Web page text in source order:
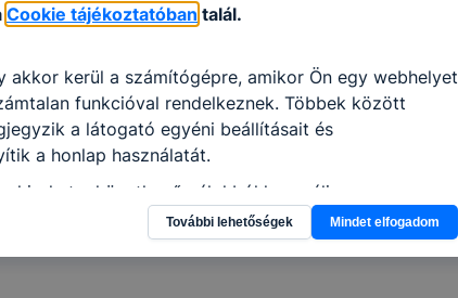
Cookie tájékoztatóban talál.
akkor kerül a számítógépre, amikor Ön egy webhelyet
funkcióval rendelkeznek. Többek között
a látogató egyéni beállításait és
a honlap használatát.
kat a következő célokból használja:
kapcsolatban, hogyan használja Ön a honlapot -
a honlap melyik részeit látogatja, vagy használja
További lehetőségek Mindet elfogadom